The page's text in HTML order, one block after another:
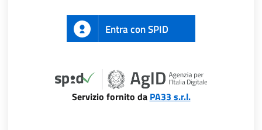
Entra con SPID
Servizio fornito da PA33 s.r.l.